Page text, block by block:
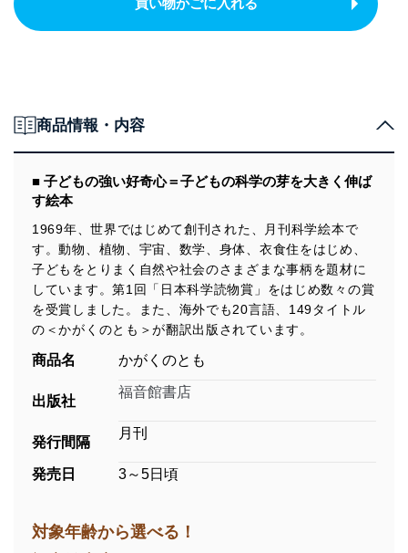
買い物かごに入れる
商品情報・内容
■ 子どもの強い好奇心＝子どもの科学の芽を大きく伸ば
す絵本
1969年、世界ではじめて創刊された、月刊科学絵本で
す。動物、植物、宇宙、数学、身体、衣食住をはじめ、
子どもをとりまく自然や社会のさまざまな事柄を題材に
しています。第1回「日本科学読物賞」をはじめ数々の賞
を受賞しました。また、海外でも20言語、149タイトル
の＜かがくのとも＞が翻訳出版されています。
商品名 かがくのとも
出版社
福音館書店
発行間隔
月刊
発売日 3～5日頃
対象年齢から選べる！